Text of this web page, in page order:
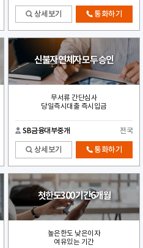
상세보기 통화하기
신불자 연체자 모두 승인
무서류 간단심사
당일즉시대출 즉시입금
SB금융대부중개 전국
상세보기 통화하기
첫한도300 기간6개월
높은한도 낮은이자
여유있는 기간